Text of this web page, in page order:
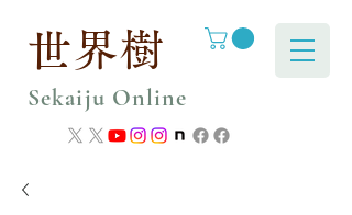
世界樹
Sekaiju Online